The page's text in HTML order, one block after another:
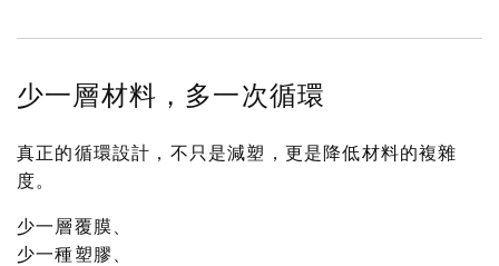
少一層材料，多一次循環
真正的循環設計，不只是減塑，更是降低材料的複雜
度。
少一層覆膜、
少一種塑膠、